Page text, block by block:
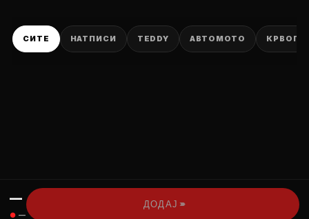
СИТЕ НАТПИСИ TEDDY АВТОМОТО
—
● —
ДОДАЈ ›››